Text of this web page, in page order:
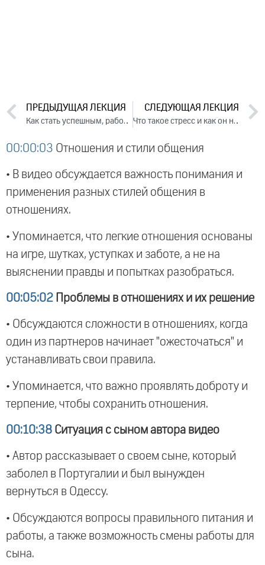
ПРЕДЫДУЩАЯ ЛЕКЦИЯ
Как стать успешным, работая над собой. Лекция 2 (2020)
СЛЕДУЮЩАЯ ЛЕКЦИЯ
Что такое стресс и как он на нас влияет. Лекция 1 (2020)
00:00:03 Отношения и стили общения
• В видео обсуждается важность понимания и
применения разных стилей общения в
отношениях.
• Упоминается, что легкие отношения основаны
на игре, шутках, уступках и заботе, а не на
выяснении правды и попытках разобраться.
00:05:02 Проблемы в отношениях и их решение
• Обсуждаются сложности в отношениях, когда
один из партнеров начинает "ожесточаться" и
устанавливать свои правила.
• Упоминается, что важно проявлять доброту и
терпение, чтобы сохранить отношения.
00:10:38 Ситуация с сыном автора видео
• Автор рассказывает о своем сыне, который
заболел в Португалии и был вынужден
вернуться в Одессу.
• Обсуждаются вопросы правильного питания и
работы, а также возможность смены работы для
сына.